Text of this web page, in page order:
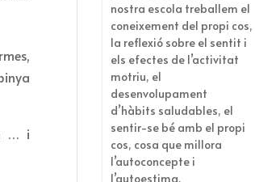
… i
nostra escola treballem el
coneixement del propi cos,
la reflexió sobre el sentit i
els efectes de l’activitat
motriu, el
desenvolupament
d’hàbits saludables, el
sentir-se bé amb el propi
cos, cosa que millora
l’autoconcepte i
l’autoestima.